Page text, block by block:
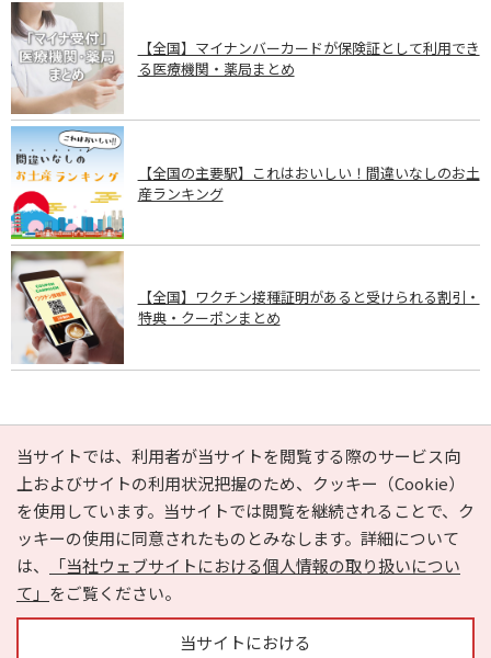
【全国】マイナンバーカードが保険証として利用でき
る医療機関・薬局まとめ
【全国の主要駅】これはおいしい！間違いなしのお土
産ランキング
【全国】ワクチン接種証明があると受けられる割引・
特典・クーポンまとめ
PAGE TOP
当サイトでは、利用者が当サイトを閲覧する際のサービス向
上およびサイトの利用状況把握のため、クッキー（Cookie）
を使用しています。当サイトでは閲覧を継続されることで、ク
ッキーの使用に同意されたものとみなします。詳細について
は、
「当社ウェブサイトにおける個人情報の取り扱いについ
て」 をご覧ください。
当サイトにおける
e-NAVITA（イーナビタ）とは？ お気に入り
ヘルプ
利用規約
個人情報の取り扱いについて
運営会社
サイトマップ
広告掲載に関するお問い合わせ